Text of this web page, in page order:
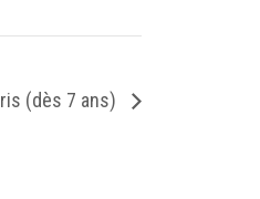
(dès 7 ans)